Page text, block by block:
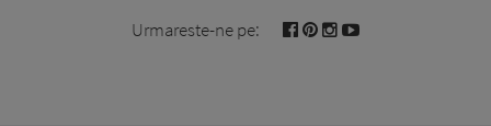
Urmareste-ne pe: